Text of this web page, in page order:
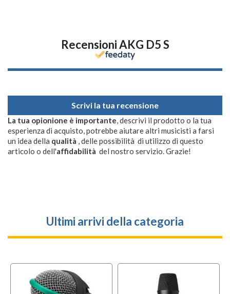
Recensioni AKG D5 S
Scrivi la tua recensione
La tua opionione è importante, descrivi il prodotto o la tua
esperienza di acquisto, potrebbe aiutare altri musicisti a farsi
un idea della qualità , delle possibilità di utilizzo di questo
articolo o dell'affidabilità del nostro servizio. Grazie!
Ultimi arrivi della categoria